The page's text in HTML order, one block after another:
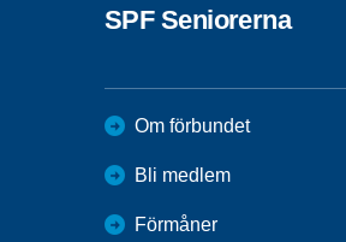
SPF Seniorerna
Om förbundet
Bli medlem
Förmåner